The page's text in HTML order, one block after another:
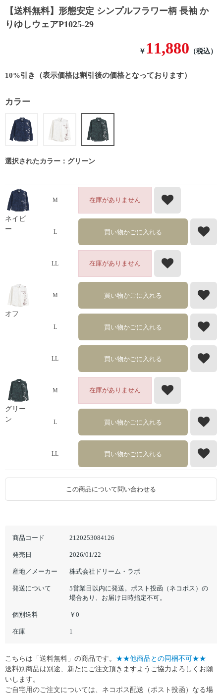
【送料無料】形態安定 シンプルフラワー柄 長袖 か
りゆしウェアP1025-29
10%引き（表示価格は割引後の価格となっております）
￥ 11,880 （税込）
商品コード 2120253084126
発売日 2026/01/22
産地／メーカー 株式会社ドリーム・ラボ
発送について
5営業日以内に発送。ポスト投函（ネコポス）の
場合あり、お届け日時指定不可。
個別送料 ￥0
在庫 1
カラー
選択されたカラー：グリーン
ネイビ
ー
M 在庫がありません
L 買い物かごに入れる
LL 在庫がありません
オフ
M 買い物かごに入れる
L 買い物かごに入れる
LL 買い物かごに入れる
グリー
ン
M 在庫がありません
L 買い物かごに入れる
LL 買い物かごに入れる
この商品について問い合わせる
こちらは「送料無料」の商品です。 ★★他商品との同梱不可★★
送料別商品は別途、新たにご注文頂きますようご協力よろしくお願
いします。
ご自宅用のご注文については、ネコポス配送（ポスト投函）なる場